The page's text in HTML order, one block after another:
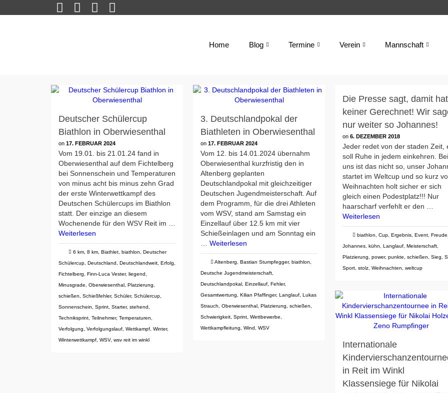
Home Blog Termine Verein Mannschaft
Deutscher Schülercup
Biathlon in Oberwiesenthal
on 17. FEBRUAR 2024
Vom 19.01. bis 21.01.24 fand in
Oberwiesenthal auf dem Fichtelberg
bei Sonnenschein und Temperaturen
von minus acht bis minus zehn Grad
der erste Winterwettkampf des
Deutschen Schülercups im Biathlon
statt. Der einzige an diesem
Wochenende für den WSV Reit im …
Weiterlesen
6 km 8 km Biathlet biathlon
Deutscher
Schülercup Deutschland Deutschlandweit Erfolg
Fichtelberg
Finn-Luca Vester, liegend
Minusgrade
Oberwiesenthal Platzierung
schießen
Schießfehler, Schüler, Schülercup
Sonnenschein
Sprint Starter, stehend
Techniksprint Teilnehmer, Temperaturen
Verfolgung
Verfolgungslauf Wettkampf Winter,
Winterwettkampf WSV, wsv reit im winkl
3. Deutschlandpokal der
Biathleten in Oberwiesenthal
on17. FEBRUAR 2024
Vom 12. bis 14.01.2024 übernahm
Oberwiesenthal kurzfristig den in
Altenberg geplanten
Deutschlandpokal mit gleichzeitiger
Deutschen Jugendmeisterschaft. Auf
dem Programm, für die drei Athleten
vom WSV, stand am Samstag ein
Einzellauf über 12.5 km mit vier
Schießeinlagen und am Sonntag ein
…Weiterlesen
Altenberg ,Bastian Stumpfegger,biathlon
Deutsche Jugendmeisterschaft
Deutschlandpokal ,Einzellauf ,Fehler,
Gesamtwertung
,Kilian Pfaffinger,Langlauf ,Lukas
Strauch
,Oberwiesenthal ,Platzierung ,schießen
Schwierigkeit ,Sprint ,Wettbewerbe
Wettkampfleitung
,Wind ,WSV
Die Presse sagt, damit hat
keiner Gerechnet! Wir
nur weiter so Johannes!
on6. DEZEMBER 2018
Jeder redet von der staden Zeit,
soll Ruhe in jedem einkehren. Bei
uns ist das nicht so, unser
startet im Weltcup und so kurz
Weihnachten holt sicher er sich
gleich einen Podestplatz!!! Nur
haarscharf verfehlt er den …
Weiterlesen
biathlon ,Cup ,Ergebnis ,Event ,Freude
Johannes ,kühn ,Langlauf ,Meisterschaft
Platzierung
,power,punkte ,schießen ,Sieg ,
Sport ,stolz ,Weihnachten ,weltcup
Internationale
in Reit im Winkl
Klassensiege für Nikolai